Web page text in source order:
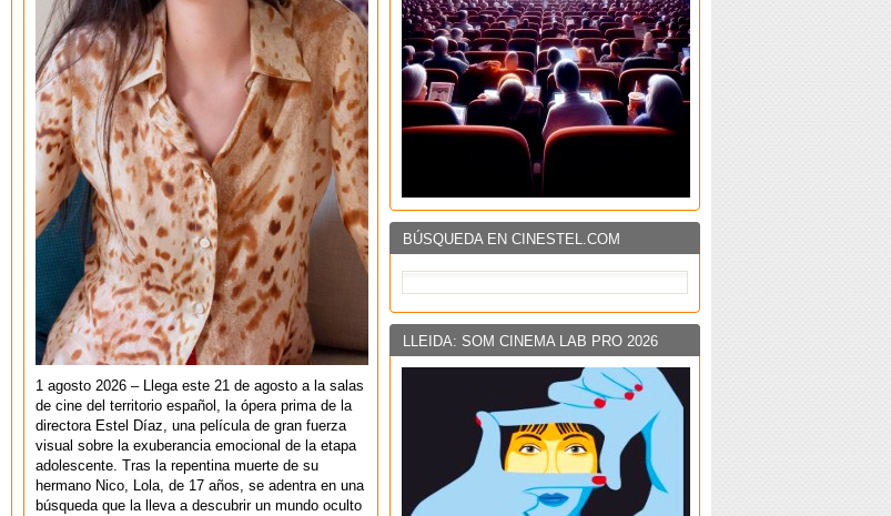
BÚSQUEDA EN CINESTEL.COM
LLEIDA: SOM CINEMA LAB PRO 2026
1 agosto 2026 – Llega este 21 de agosto a la salas
de cine del territorio español, la ópera prima de la
directora Estel Díaz, una película de gran fuerza
visual sobre la exuberancia emocional de la etapa
adolescente. Tras la repentina muerte de su
hermano Nico, Lola, de 17 años, se adentra en una
búsqueda que la lleva a descubrir un mundo oculto